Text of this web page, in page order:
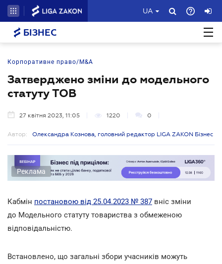
UA
БІЗНЕС
Корпоративне право/M&A
Затверджено зміни до модельного
статуту ТОВ
27 квітня 2023, 11:05 1220 0
Автор: Олександра Кознова, головний редактор LIGA ZAKON Бізнес
Реклама
Кабмін постановою від 25.04.2023 № 387 вніс зміни
до Модельного статуту товариства з обмеженою
відповідальністю.
Встановлено, що загальні збори учасників можуть